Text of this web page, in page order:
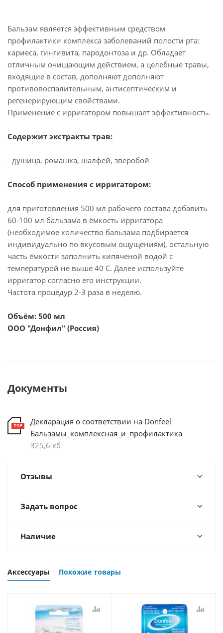
Бальзам является эффективным средством
профилактики комплекса заболеваний полости рта:
кариеса, гингивита, пародонтоза и др. Обладает
отличным очищающим действием, а целебные травы,
входящие в состав, дополняют дополняют
противовоспалительным, антисептическим и
регенерирующим свойствами.
Применение с ирригатором повышает эффективность.
Содержит экстракты трав:
- душица, ромашка, шалфей, зверобой
Способ применения с ирригатором:
для приготовления 500 мл рабочего состава добавить
60-100 мл бальзама в ёмкость ирригатора
(необходимое количество бальзама подбирается
индивидуально по вкусовым ощущениям), остальную
часть ёмкости заполнить кипяченой водой с
температурой не выше 40 С. Далее используйте
ирригатор согласно его инструкции.
Частота процедур 2-3 раза в неделю.
Объём: 500 мл
ООО "Донфил" (Россия)
Документы
Декларация о соответствии на Donfeel
Бальзамы_комплексная_и_профилактика
325,6 кб
Отзывы
Задать вопрос
Наличие
Аксессуары Похожие товары